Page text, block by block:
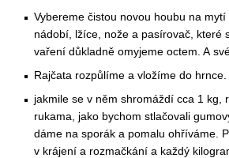
Vybereme čistou novou houbu na
nádobí, lžíce, nože a pasírovač, které
vaření důkladně omyjeme octem. A
Rajčata rozpůlíme a vložíme do hrnce.
jakmile se v něm shromáždí cca 1 kg,
rukama, jako bychom stlačovali
dáme na sporák a pomalu ohříváme.
v krájení a rozmačkání a každý